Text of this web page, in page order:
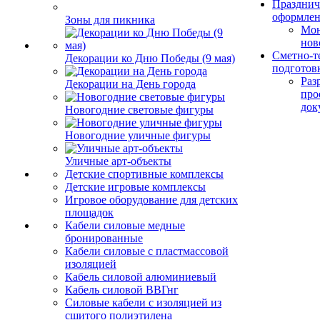
Зоны для пикника
Декорации ко Дню Победы (9 мая)
Декорации на День города
Новогодние световые фигуры
Новогодние уличные фигуры
Уличные арт-объекты
Детские спортивные комплексы
Детские игровые комплексы
Игровое оборудование для детских
площадок
Кабели силовые медные
бронированные
Кабели силовые с пластмассовой
изоляцией
Кабель силовой алюминиевый
Кабель силовой ВВГнг
Силовые кабели с изоляцией из
сшитого полиэтилена
Сметно-